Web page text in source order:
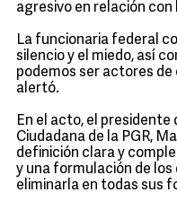
agresivo en relación
La funcionaria federal
silencio y el miedo, así
podemos ser actores de
alertó.
En el acto, el presidente
Ciudadana de la PGR,
definición clara y
y una formulación de los
eliminarla en todas sus